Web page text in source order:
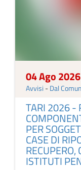
04 Ago 2026
Avvisi - Dal
TARI 2026 -
PER
CASE DI
RECUPERO,
ISTITUTI